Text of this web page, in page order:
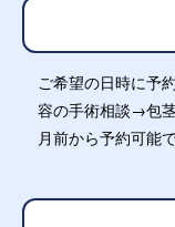
ご希望の日時に予
容の手術相談→包
月前から予約可能で